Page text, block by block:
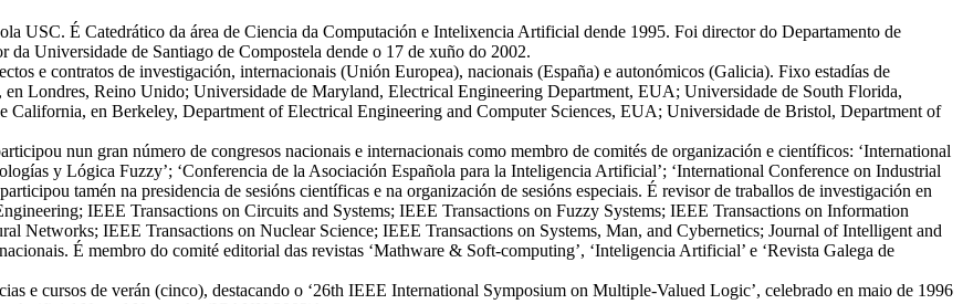
USC. É Catedrático da área de Ciencia da Computación e Intelixencia Artificial dende 1995. Foi director do Departamento de
Universidade de Santiago de Compostela dende o 17 de xuño do 2002.
e contratos de investigación, internacionais (Unión Europea), nacionais (España) e autonómicos (Galicia). Fixo estadías de
Londres, Reino Unido; Universidade de Maryland, Electrical Engineering Department, EUA; Universidade de South Florida,
en Berkeley, Department of Electrical Engineering and Computer Sciences, EUA; Universidade de Bristol, Department of
nun gran número de congresos nacionais e internacionais como membro de comités de organización e científicos: ‘International
y Lógica Fuzzy’; ‘Conferencia de la Asociación Española para la Inteligencia Artificial’; ‘International Conference on Industrial
tamén na presidencia de sesións científicas e na organización de sesións especiais. É revisor de traballos de investigación en
IEEE Transactions on Circuits and Systems; IEEE Transactions on Fuzzy Systems; IEEE Transactions on Information
Networks; IEEE Transactions on Nuclear Science; IEEE Transactions on Systems, Man, and Cybernetics; Journal of Intelligent and
É membro do comité editorial das revistas ‘Mathware & Soft-computing’, ‘Inteligencia Artificial’ e ‘Revista Galega de
e cursos de verán (cinco), destacando o ‘26th IEEE International Symposium on Multiple-Valued Logic’, celebrado en maio de 1996